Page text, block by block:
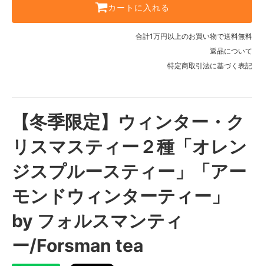
カートに入れる
合計1万円以上のお買い物で送料無料
返品について
特定商取引法に基づく表記
【冬季限定】ウィンター・ク
リスマスティー２種「オレン
ジスプルースティー」「アー
モンドウィンターティー」
by フォルスマンティ
ー/Forsman tea